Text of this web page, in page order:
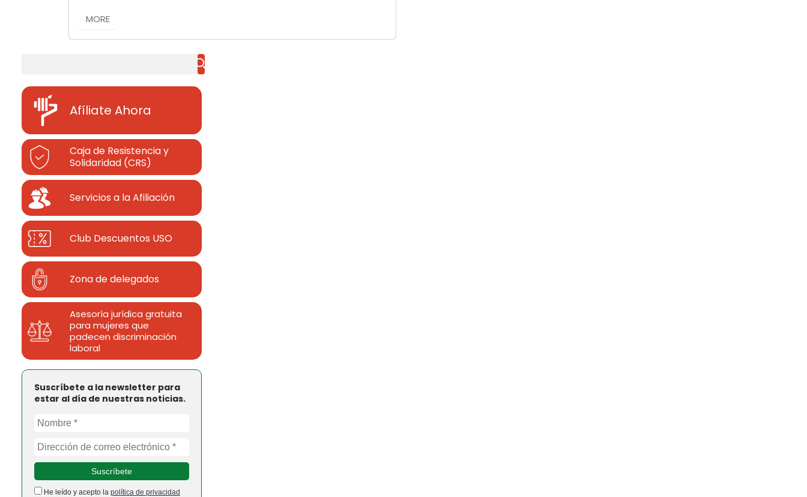
MORE
Afíliate Ahora
Caja de Resistencia y
Solidaridad (CRS)
Servicios a la Afiliación
Club Descuentos USO
Zona de delegados
Asesoría jurídica gratuita
para mujeres que
padecen discriminación
laboral
Suscríbete a la newsletter para
estar al día de nuestras noticias.
He leído y acepto la política de privacidad